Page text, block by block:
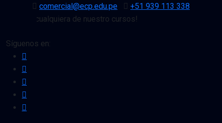
comercial@ecp.edu.pe
+51 939 113 338
en cualquiera de nuestro cursos!
Síguenos en: